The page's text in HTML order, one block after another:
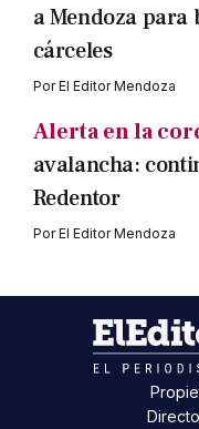
a Mendoza para
cárceles
PorEl Editor Mendoza
Alerta en la
avalancha:
Redentor
PorEl Editor Mendoza